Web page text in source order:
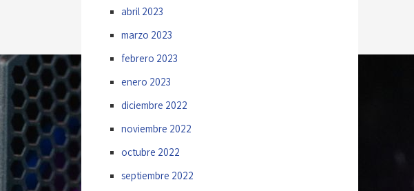
abril 2023
marzo 2023
febrero 2023
enero 2023
diciembre 2022
noviembre 2022
octubre 2022
septiembre 2022